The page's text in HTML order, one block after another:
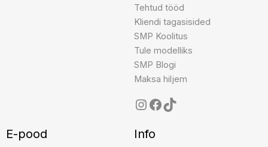
Tehtud tööd
Kliendi tagasisided
SMP Koolitus
Tule modelliks
SMP Blogi
Maksa hiljem
E-pood Info